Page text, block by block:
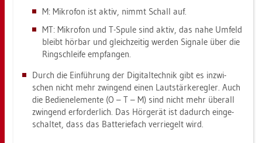
M: Mi­kro­fon ist aktiv, nimmt Schall auf.
MT: Mi­kro­fon und T-Spule sind aktiv, das nahe Um­feld
bleibt hör­bar und gleich­zei­tig wer­den Si­gna­le über die
Ring­schlei­fe emp­fan­gen.
Durch die Ein­füh­rung der Di­gi­tal­tech­nik gibt es in­zwi­
schen nicht mehr zwin­gend einen Laut­stär­ke­reg­ler. Auch
die Be­dien­ele­men­te (O – T – M) sind nicht mehr über­all
zwin­gend er­for­der­lich. Das Hör­ge­rät ist da­durch ein­ge­
schal­tet, dass das Bat­te­rie­fach ver­rie­gelt wird.